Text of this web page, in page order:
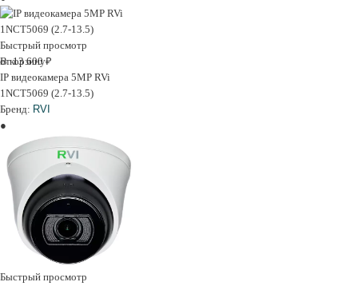
Быстрый просмотр
В корзину
от 13 600 ₽
IP видеокамера 5MP RVi
1NCT5069 (2.7-13.5)
Бренд: RVI
Быстрый просмотр